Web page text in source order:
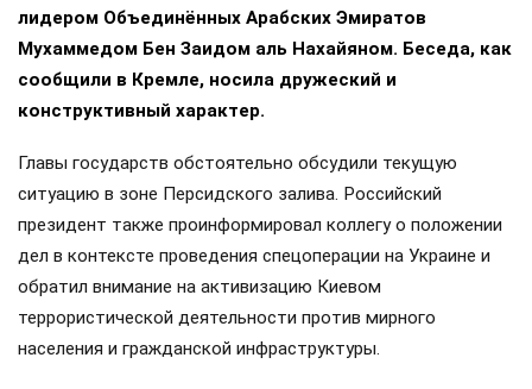
лидером Объединённых Арабских Эмиратов
Мухаммедом Бен Заидом аль Нахайяном. Беседа, как
сообщили в Кремле, носила дружеский и
конструктивный характер.
Главы государств обстоятельно обсудили текущую
ситуацию в зоне Персидского залива. Российский
президент также проинформировал коллегу о положении
дел в контексте проведения спецоперации на Украине и
обратил внимание на активизацию Киевом
террористической деятельности против мирного
населения и гражданской инфраструктуры.